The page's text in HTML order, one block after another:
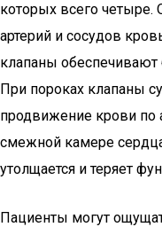
которых всего четыре.
артерий и сосудов
клапаны обеспечивают
При пороках клапаны
продвижение крови по
смежной камере
утолщается и теряет
Пациенты могут